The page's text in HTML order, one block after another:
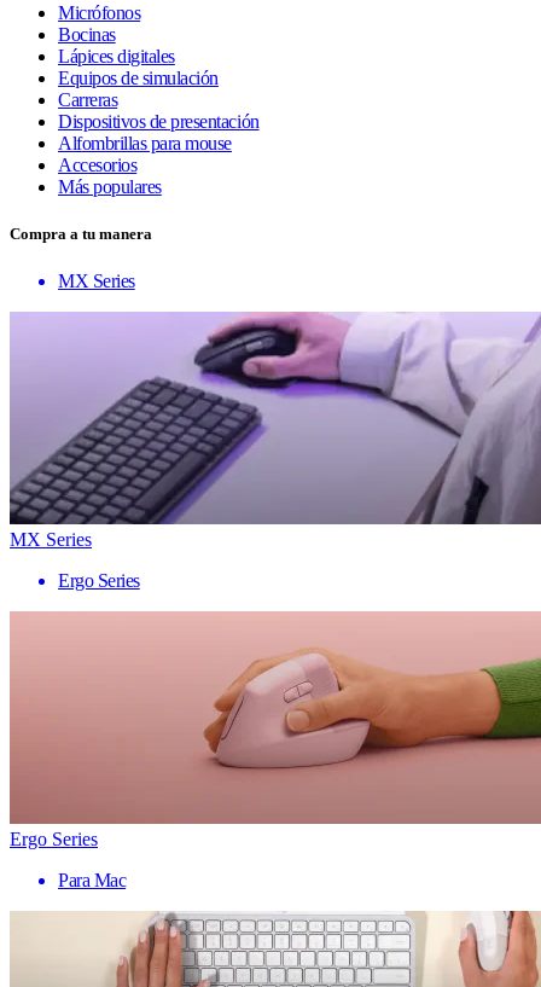
Micrófonos
Bocinas
Lápices digitales
Equipos de simulación
Carreras
Dispositivos de presentación
Alfombrillas para mouse
Accesorios
Más populares
Compra a tu manera
MX Series
MX Series
Ergo Series
Ergo Series
Para Mac